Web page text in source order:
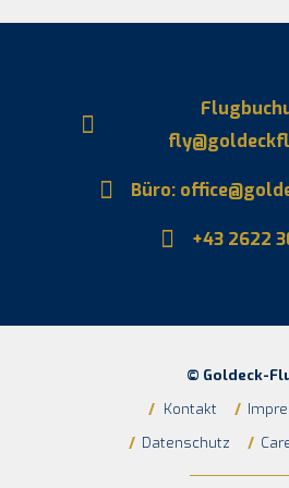
Büro:
+43 2622
© Goldeck-
/ Kontakt /
/ Datenschutz /